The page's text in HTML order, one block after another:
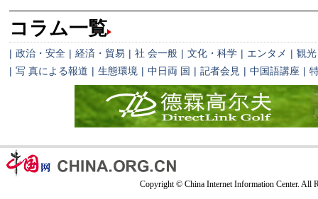
コラム一覧
| 政治・安全 | 経済・貿易 | 社 会一般 | 文化・科学 | エンタメ | 観光
| 写 真による報道 | 生態環境 | 中日両 国 | 記者会見 | 中国語講座 |